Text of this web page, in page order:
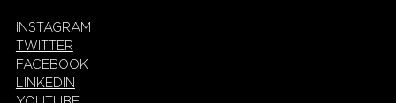
INSTAGRAM
TWITTER
FACEBOOK
LINKEDIN